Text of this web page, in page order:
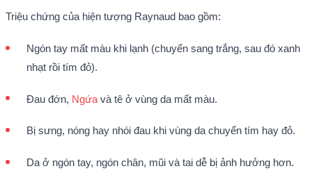
Triệu chứng của hiện tượng Raynaud bao gồm:
Ngón tay mất màu khi lạnh (chuyển sang trắng, sau đó xanh
nhạt rồi tím đỏ).
Đau đớn, Ngứa và tê ở vùng da mất màu.
Bị sưng, nóng hay nhói đau khi vùng da chuyển tím hay đỏ.
Da ở ngón tay, ngón chân, mũi và tai dễ bị ảnh hưởng hơn.